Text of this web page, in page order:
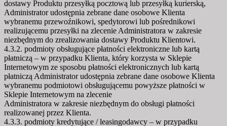
dostawy Produktu przesyłką pocztową lub przesyłką kurierską,
Administrator udostępnia zebrane dane osobowe Klienta
wybranemu przewoźnikowi, spedytorowi lub pośrednikowi
realizującemu przesyłki na zlecenie Administratora w zakresie
niezbędnym do zrealizowania dostawy Produktu Klientowi.
4.3.2. podmioty obsługujące płatności elektroniczne lub kartą
płatniczą – w przypadku Klienta, który korzysta w Sklepie
Internetowym ze sposobu płatności elektronicznych lub kartą
płatniczą Administrator udostępnia zebrane dane osobowe Klienta
wybranemu podmiotowi obsługującemu powyższe płatności w
Sklepie Internetowym na zlecenie
Administratora w zakresie niezbędnym do obsługi płatności
realizowanej przez Klienta.
4.3.3. podmioty kredytujące / leasingodawcy – w przypadku